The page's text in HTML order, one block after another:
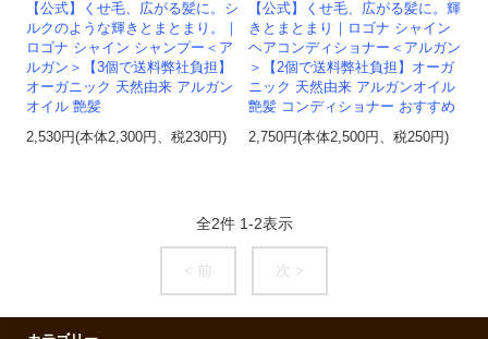
【公式】くせ毛、広がる髪に。シ
ルクのような輝きとまとまり。｜
ロゴナ シャイン シャンプー＜ア
ルガン＞【3個で送料弊社負担】
オーガニック 天然由来 アルガン
オイル 艶髪
2,530円(本体2,300円、税230円)
【公式】くせ毛、広がる髪に。輝
きとまとまり｜ロゴナ シャイン
ヘアコンディショナー＜アルガン
＞【2個で送料弊社負担】オーガ
ニック 天然由来 アルガンオイル
艶髪 コンディショナー おすすめ
2,750円(本体2,500円、税250円)
全2件 1-2表示
< 前 次 >